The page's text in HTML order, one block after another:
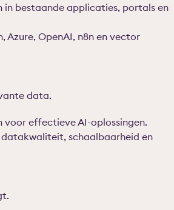
in bestaande applicaties, portals en
Azure, OpenAI, n8n en vector
data.
voor effectieve AI-oplossingen.
schaalbaarheid en